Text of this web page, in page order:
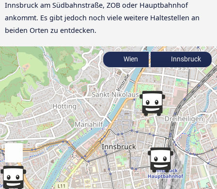
Innsbruck am Südbahnstraße, ZOB oder Hauptbahnhof
ankommt. Es gibt jedoch noch viele weitere Haltestellen an
beiden Orten zu entdecken.
Wien Innsbruck